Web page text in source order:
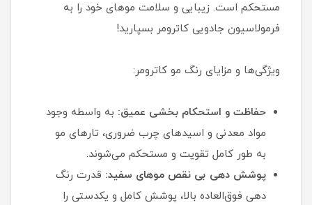
مستحکم است. زیبایی و سلامت موهای خود را به
فرمولاسیون جادویی کاترومر بسپارید!
ویژگی‌ها و مزایای رنگ مو کاترومر:
حفاظت و استحکام‌ بخشی عمیق: به واسطه وجود
مواد معدنی و اسیدهای چرب ضروری، تارهای مو
به طور کامل تقویت و مستحکم می‌شوند.
پوشش‌ دهی بی‌ نقص موهای سفید: قدرت رنگ‌
دهی فوق‌العاده بالا، پوشش کامل و یکدستی را